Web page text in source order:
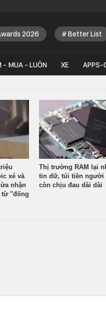
2026 Better List
- MUA - LUÔN XE APPS-
xé và
nhận
"đống
Thị trường RAM lại
tin dữ, túi tiền người
còn chịu đau dài dài